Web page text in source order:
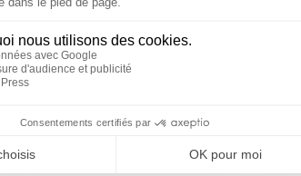
internationale de lutte contre les
en préfecture.